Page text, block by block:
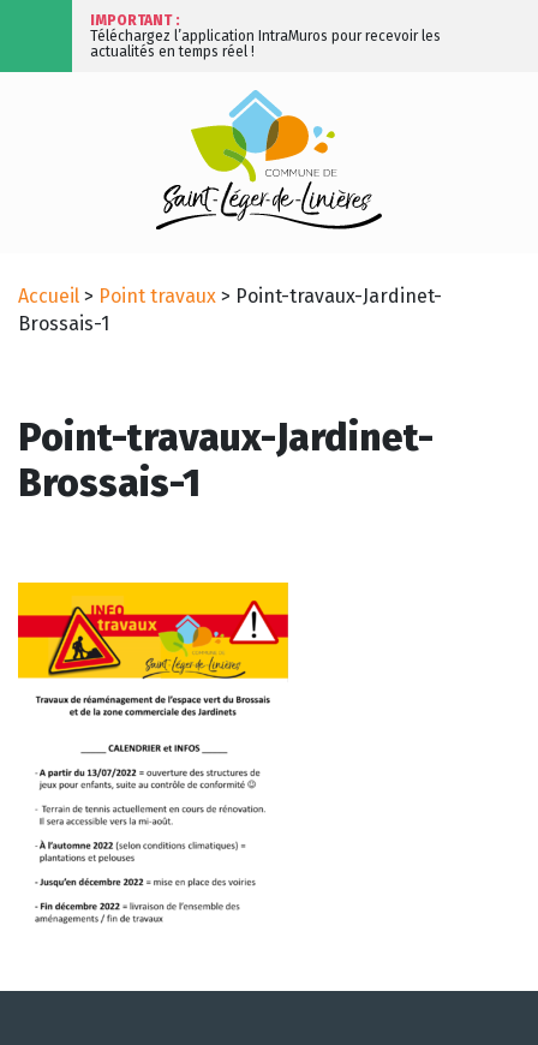
IMPORTANT :
Téléchargez l’application IntraMuros pour recevoir les
actualités en temps réel !
Accueil > Point travaux > Point-travaux-Jardinet-
Brossais-1
Point-travaux-Jardinet-
Brossais-1